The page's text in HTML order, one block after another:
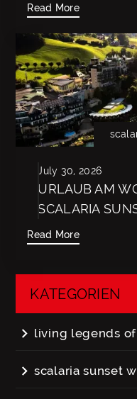
Read More
July 30, 2026
URLAUB AM
SCALARIA
Read More
KATEGORIEN
navigate_next living legends
navigate_nextscalaria sunset